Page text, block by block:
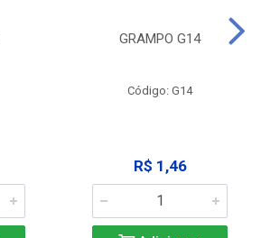
GRAMPO G14
Código: G14
R$ 1,46